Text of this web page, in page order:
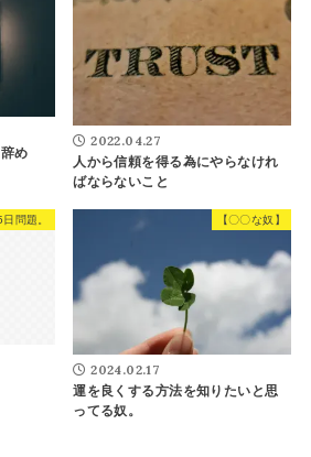
め
2022.04.27
人から信頼を得る為にやらなけれ
ばならないこと
問題。 【〇〇な奴】
2024.02.17
運を良くする方法を知りたいと思
ってる奴。